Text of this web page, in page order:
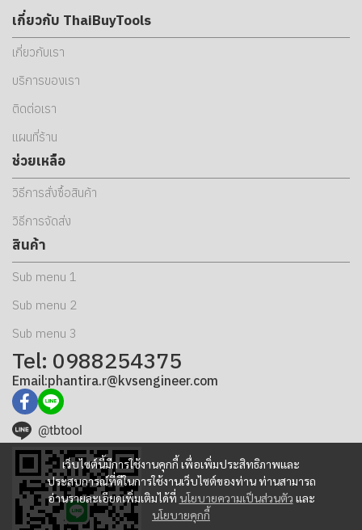
เว็บไซต์นี้มีการใช้งานคุกกี้ เพื่อเพิ่มประสิทธิภาพและ
ประสบการณ์ที่ดีในการใช้งานเว็บไซต์ของท่าน ท่านสามารถ
อ่านรายละเอียดเพิ่มเติมได้ที่ นโยบายความเป็นส่วนตัว และ
นโยบายคุกกี้
เกี่ยวกับ ThaiBuyTools
เกี่ยวกับเรา
บริการของเรา
ติดต่อเรา
แผนที่ร้าน
ช่วยเหลือ
วิธีการสั่งซื้อสินค้า
วิธีการจัดส่ง
สินค้า
Sub menu 1
Sub menu 2
Sub menu 3
Tel: 0988254375
Email:phantira.r@kvsengineer.com
@tbtool